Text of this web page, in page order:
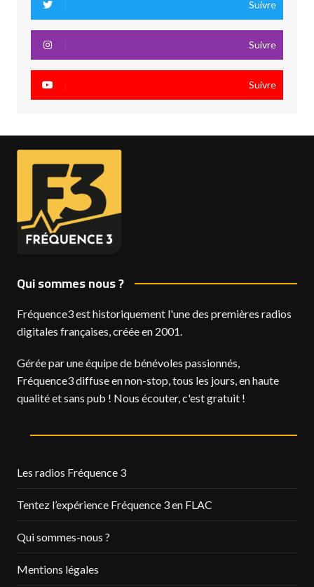
Suivre
Suivre
Suivre
Qui sommes nous ?
Fréquence3 est historiquement l'une des premières radios
digitales françaises, créée en 2001.
Gérée par une équipe de bénévoles passionnés,
Fréquence3 diffuse en non-stop, tous les jours, en haute
qualité et sans pub ! Nous écouter, c'est gratuit !
Les radios Fréquence 3
Tentez l’expérience Fréquence 3 en FLAC
Qui sommes-nous ?
Mentions légales